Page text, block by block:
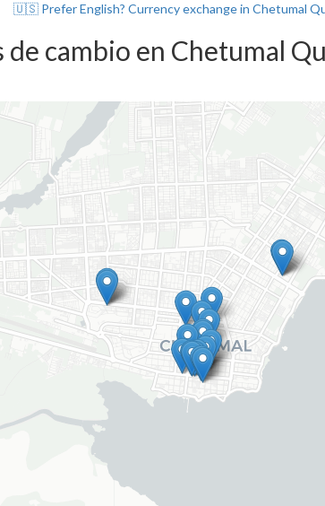
🇺🇸 Prefer English? Currency exchange in Chetumal
de cambio en Chetumal